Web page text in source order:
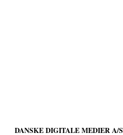
DANSKE DIGITALE MEDIER A/S